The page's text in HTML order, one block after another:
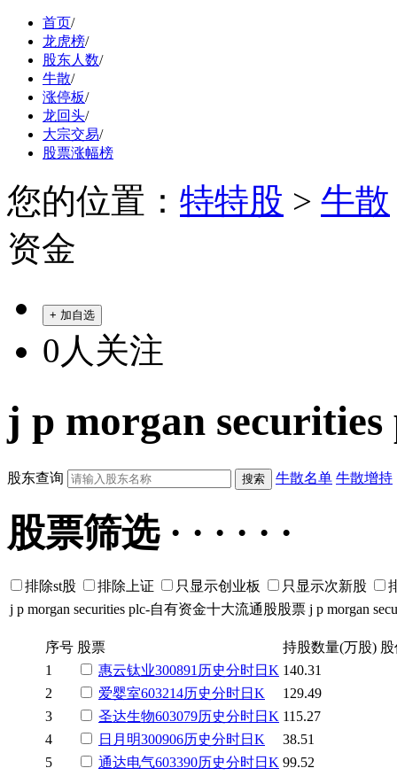
首页/
龙虎榜/
股东人数/
牛散/
涨停板/
龙回头/
大宗交易/
股票涨幅榜
您的位置： 特特股 > 牛散
资金
+ 加自选
0 人关注
j p morgan
股东查询 牛散名单 牛散增持
股票筛选 · · · · · ·
排除st股 排除上证 只显示创业板 只显示次新股
j p morgan securities plc-自有资金十大流通股股票 j p morgan
序号 股票 持股数量(万股)
1
惠云钛业300891 历史分时日K 140.31
2
爱婴室603214历史分时日K
129.49
3
圣达生物603079历史分时日K 115.27
4
日月明300906历史分时日K
38.51
5
通达电气603390历史分时日K 99.52